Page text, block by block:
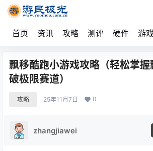
首页 资讯 攻略 测评 硬件 游
飘移酷跑小游戏攻略（轻松掌
破极限赛道）
攻略 25年11月7日 0
zhangjiawei